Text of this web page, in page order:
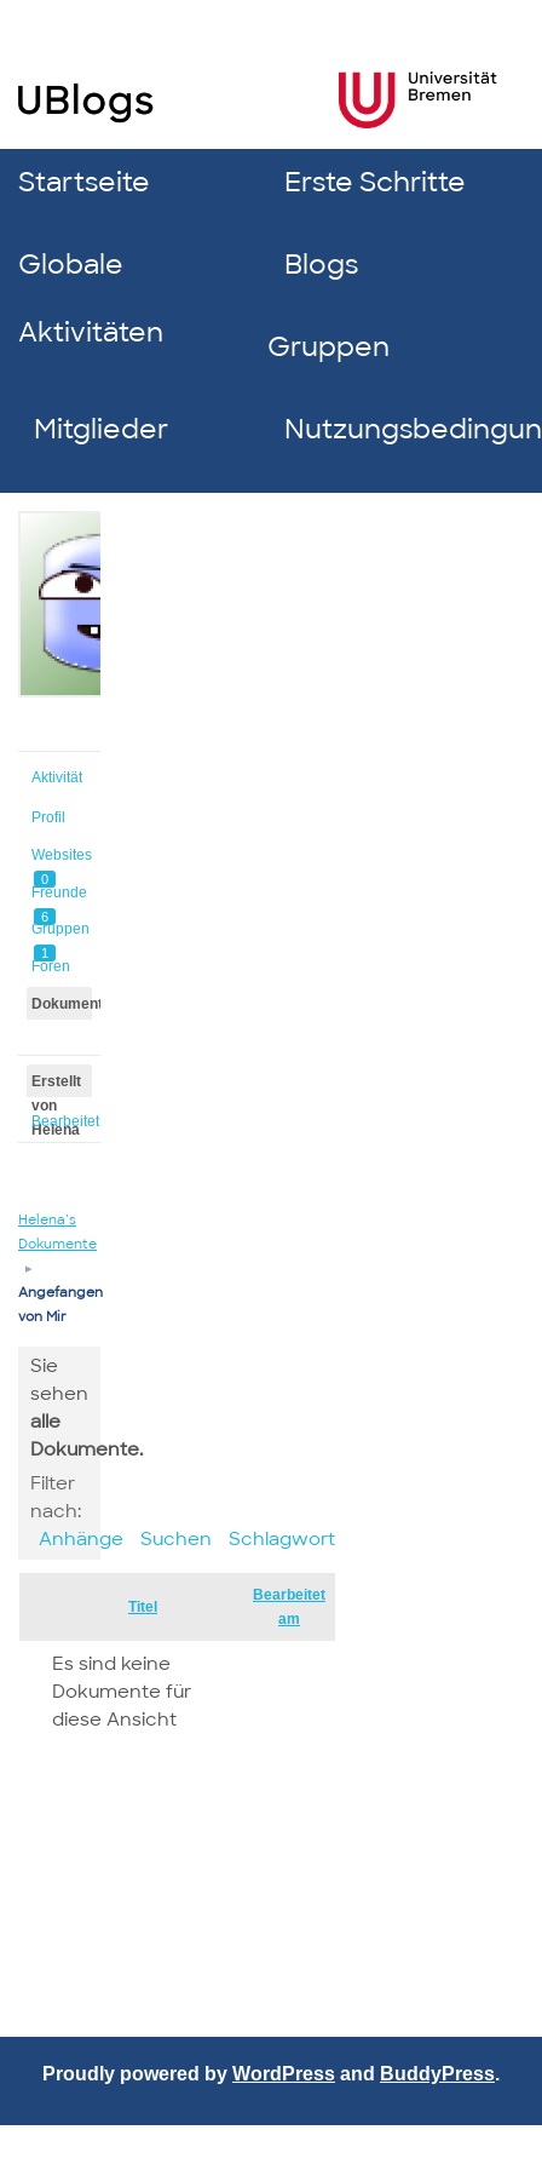
Startseite Erste Schritte
Globale
Aktivitäten
Blogs
Gruppen
Mitglieder
Aktivität
Profil
Websites
0
Freunde
6
Gruppen
1
Foren
Dokumente
Erstellt
von
Helena
Bearbeitet
Helena’s
Dokumente
▸
Angefangen
von Mir
Sie
sehen
alle
Dokumente.
Filter
nach:
Anhänge
Suchen Schlagwort
Titel
Bearbeitet
am
Es sind keine
Dokumente für
diese Ansicht
Proudly powered by WordPress and BuddyPress.